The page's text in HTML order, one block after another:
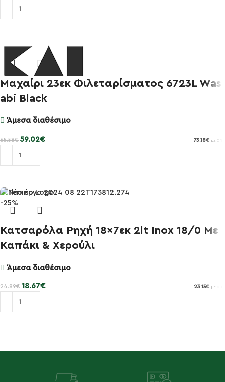
-10%
Μαχαίρι 23εκ Φιλεταρίσματος 6723L Was
abi Black
Άμεσα διαθέσιμο
65.58€ 59.02€ 73.18€ με ΦΠΑ
-25%
Κατσαρόλα Ρηχή 18×7εκ 2lt Inox 18/0 Με
Καπάκι & Χερούλι
Άμεσα διαθέσιμο
24.89€ 18.67€ 23.15€ με ΦΠΑ